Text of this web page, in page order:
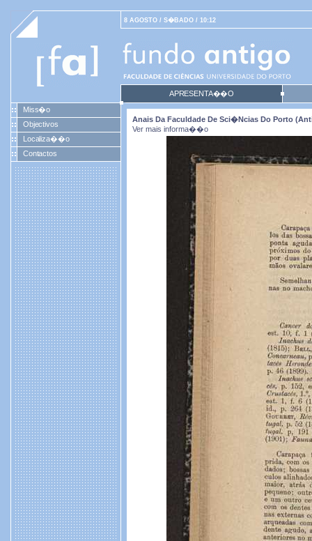
8 AGOSTO / S�BADO / 10:12
APRESENTA��O
Miss�o
Objectivos
Localiza��o
Contactos
Anais Da Faculdade De Sci�ncias Do Porto
Ver mais informa��o